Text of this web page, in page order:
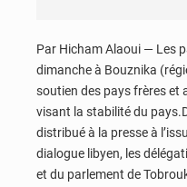
Par Hicham Alaoui — Les
dimanche à Bouznika
soutien des pays frères et
visant la stabilité du
distribué à la presse à
dialogue libyen, les
et du parlement de